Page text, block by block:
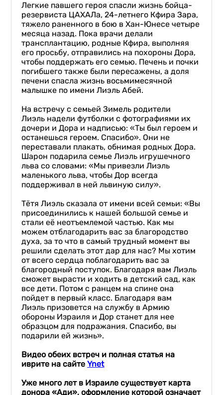
Легкие павшего героя спасли жизнь бойца-
резервиста ЦАХАЛа, 24-летнего Кфира Зара,
тяжело раненного в бою в Хан-Юнесе четыре
месяца назад. Пока врачи делали
трансплантацию, родные Кфира, выполняя
его просьбу, отправились на похороны Дора,
чтобы поддержать его семью. Печень и почки
погибшего также были пересажены, а доля
печени спасла жизнь восьмимесячной
малышке по имени Лиэль Абей.
На встречу с семьей Зимель родители
Лиэль надели футболки с фотографиями их
дочери и Дора и надписью: «Ты был героем и
останешься героем. Спасибо». Они не
переставали плакать, обнимая родных Дора.
Шарон подарила семье Лиэль игрушечного
льва со словами: «Мы привезли Лиэль
маленького льва, чтобы Дор всегда
поддерживал в ней львиную силу».
Тётя Лиэль сказала от имени всей семьи: «Вы
присоединились к нашей большой семье и
стали её неотъемлемой частью. Как мы
можем отблагодарить вас за благородство
духа, за то что в самый трудный момент вы
решили сделать этот дар для нас? Мы хотим
от всего сердца поблагодарить вас за
благородный поступок. Благодаря вам Лиэль
сможет вырасти и ходить в детский сад, как
все дети. Потом с ранцем на спине она
пойдет в первый класс. Благодаря вам
Лиэль призовется на службу в Армию
обороны Израиля и Дор станет для нее
образцом для подражания. Спасибо, вы
подарили ей жизнь».
Видео обеих встреч и полная статья на
иврите на сайтеYnet
Уже много лет в Израиле существует карта
донора «Ади», оформление которой означает